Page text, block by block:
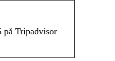
på Tripadvisor